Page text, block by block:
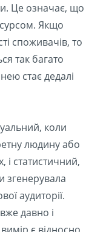
Це означає, що
Якщо
споживачів, то
так багато
стає дедалі
коли
людину або
і статистичний,
згенерувала
аудиторії.
давно і